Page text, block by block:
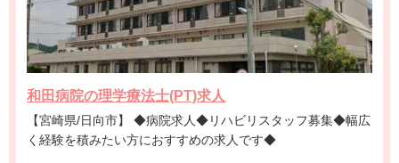
和田病院の理学療法士(PT)求人
【宮崎県/日向市】 ◆病院求人◆リハビリスタッフ募集◆幅広
く経験を積みたい方におすすめの求人です◆